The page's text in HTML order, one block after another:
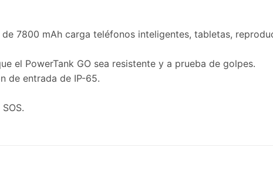
7800 mAh carga teléfonos inteligentes, tabletas,
el PowerTank GO sea resistente y a prueba de golpes.
de entrada de IP-65.